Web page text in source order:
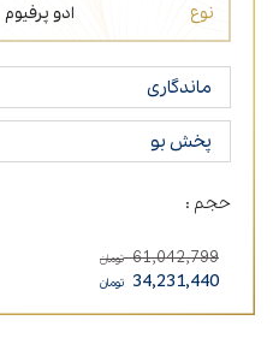
نوع
ادو پرفیوم
ماندگاری
پخش بو
حجم :
61,042,799 تومان
34,231,440 تومان